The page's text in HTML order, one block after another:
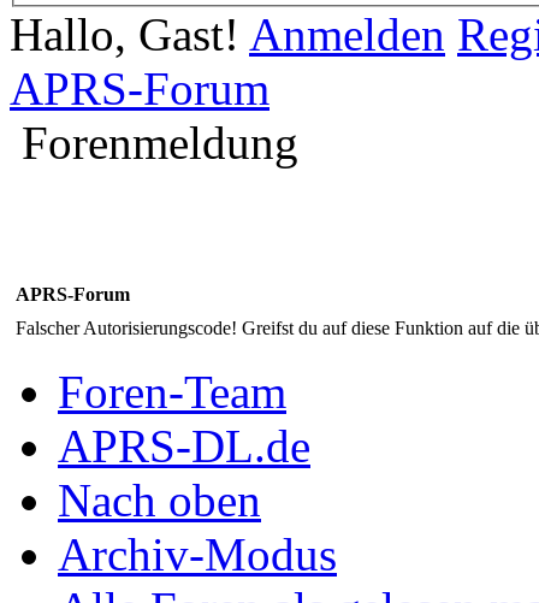
Hallo, Gast! Anmelden
APRS-Forum
Forenmeldung
APRS-Forum
Falscher Autorisierungscode! Greifst du auf diese Funktion auf die
Foren-Team
APRS-DL.de
Nach oben
Archiv-Modus